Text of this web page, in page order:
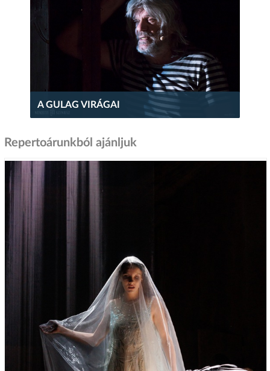
A GULAG VIRÁGAI
Repertoárunkból ajánljuk